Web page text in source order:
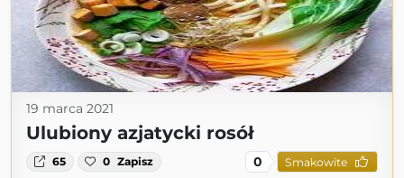
19 marca 2021
Ulubiony azjatycki rosół
65 0 Zapisz 0 Smakowite